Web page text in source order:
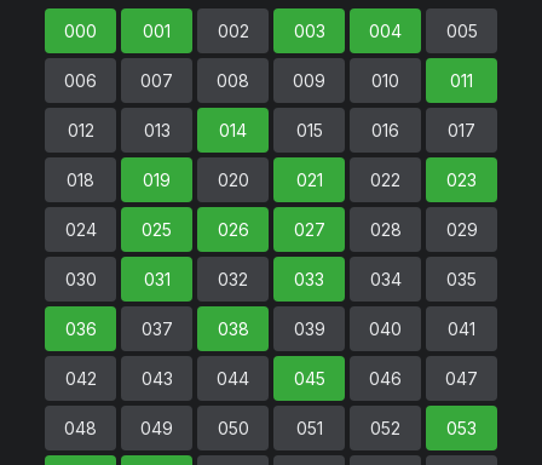
000 001 002 003 004 005
006 007 008 009 010 011
012 013 014 015 016 017
018 019 020 021 022 023
024 025 026 027 028 029
030 031 032 033 034 035
036 037 038 039 040 041
042 043 044 045 046 047
048 049 050 051 052 053